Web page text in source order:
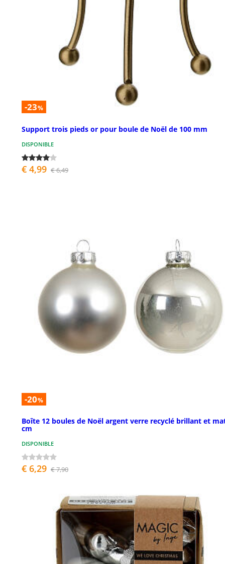
-23%
Support trois pieds or pour boule de Noël de 100 mm
DISPONIBLE
€ 4,99 € 6,49
-20%
Boîte 12 boules de Noël argent verre recyclé brillant et
cm
DISPONIBLE
€ 6,29 € 7,90